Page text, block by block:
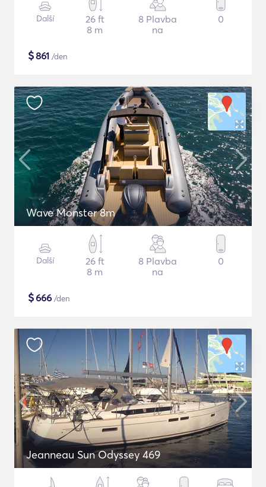
Další
26 ft
8 m
8 Plavba
na
0
$861 /den
Wave Monster 8m
Další
26 ft
8 m
8 Plavba
na
0
$666 /den
Jeanneau Sun Odyssey 469